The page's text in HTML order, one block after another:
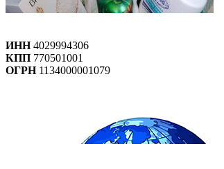
ИНН4029994306
КПП 770501001
ОГРН1134000001079